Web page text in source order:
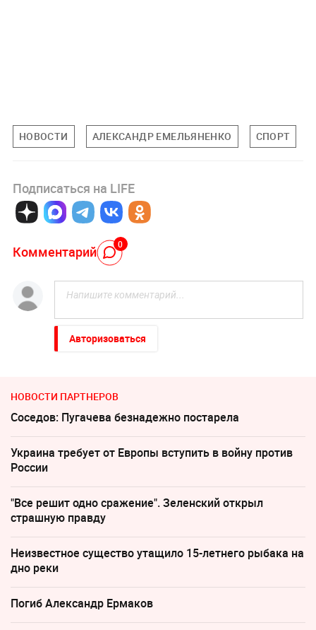
НОВОСТИ АЛЕКСАНДР ЕМЕЛЬЯНЕНКО СПОРТ
Подписаться на LIFE
Комментарий 0
Авторизоваться
НОВОСТИ ПАРТНЕРОВ
Соседов: Пугачева безнадежно постарела
Украина требует от Европы вступить в войну против
России
"Все решит одно сражение". Зеленский открыл
страшную правду
Неизвестное существо утащило 15-летнего рыбака на
дно реки
Погиб Александр Ермаков